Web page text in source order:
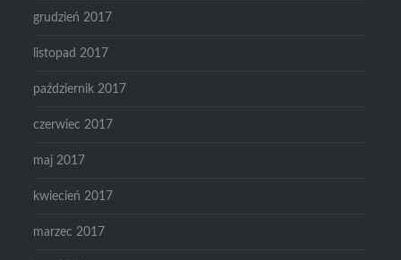
grudzień 2017
listopad 2017
październik 2017
czerwiec 2017
maj 2017
kwiecień 2017
marzec 2017